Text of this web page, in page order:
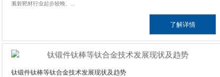
溅射靶材行业起步较晚、...
了解详情
钛锻件钛棒等钛合金技术发展现状及趋势